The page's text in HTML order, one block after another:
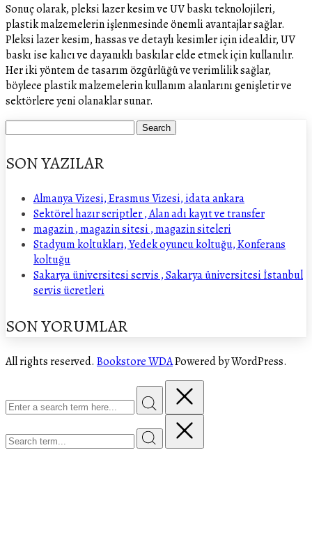
Sonuç olarak, pleksi lazer kesim ve UV baskı teknolojileri,
plastik malzemelerin işlenmesinde önemli avantajlar sağlar.
Pleksi lazer kesim, hassas ve detaylı kesimler için idealdir, UV
baskı ise kalıcı ve dayanıklı baskılar elde etmek için kullanılır.
Her iki yöntem de tasarım özgürlüğü ve verimlilik sağlar,
böylece plastik malzemelerin kullanım alanlarını genişletir ve
sektörlere yeni olanaklar sunar.
SON YAZILAR
Almanya Vizesi, Erasmus Vizesi, idata ankara
Sektörel hazır scriptler , Alan adı kayıt ve transfer
magazin , magazin sitesi , magazin siteleri
Stadyum koltukları, Yedek oyuncu koltuğu, Konferans
koltuğu
Sakarya üniversitesi servis , Sakarya üniversitesi İstanbul
servis ücretleri
SON YORUMLAR
All rights reserved. Bookstore WDAPowered by WordPress.